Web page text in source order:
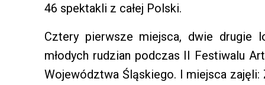
46 spektakli z całej Polski.
Cztery pierwsze miejsca, dwie
młodych rudzian podczas II Festiwalu
Województwa Śląskiego. I miejsca zajęli: